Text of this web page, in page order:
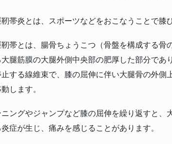
靭帯炎とは、スポーツなどをおこなうことで膝
靭帯とは、腸骨ちょうこつ（骨盤を構成する骨
腿筋膜の大腿外側中央部の肥厚した部分であ
止する線維束で、膝の屈伸に伴い大腿骨の外側
します。
ニングやジャンプなど膝の屈伸を繰り返すと、
炎症が生じ、痛みを感じることがあります。